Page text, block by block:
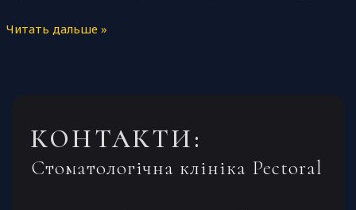
Читать дальше »
КОНТАКТИ:
Стоматологічна клініка Pectoral